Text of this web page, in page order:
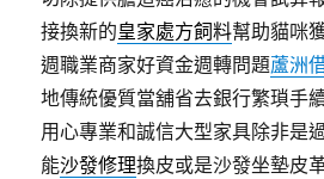
接換新的皇家處方飼料幫助貓咪
週職業商家好資金週轉問題蘆洲
地傳統優質當舖省去銀行繁瑣手
用心專業和誠信大型家具除非是
能沙發修理換皮或是沙發坐墊皮